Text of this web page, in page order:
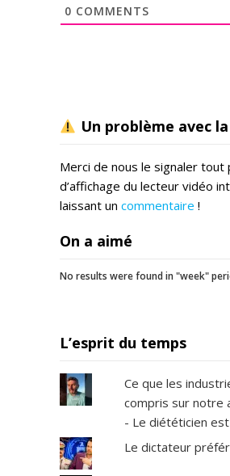
0 COMMENTS
Un problème avec
Merci de nous le signaler tout
d’affichage du lecteur vidéo
laissant un commentaire !
On a aimé
No results were found in "week"
L’esprit du temps
Ce que les
compris sur notre
- Le diététicien
Le dictateur